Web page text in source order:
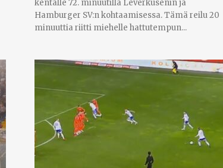
kentälle 72. minuutilla Leverkusenin ja
Hamburger SV:n kohtaamisessa. Tämä reilu 20
minuuttia riitti miehelle hattutempun...